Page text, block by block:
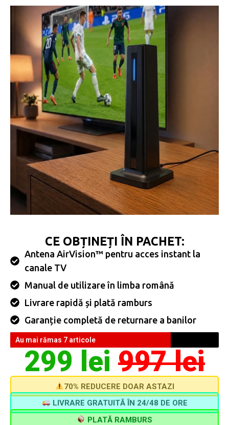
CE OBȚINEȚI ÎN PACHET:
Antena AirVision™ pentru acces instant la
canale TV
Manual de utilizare în limba română
Livrare rapidă și plată ramburs
Garanție completă de returnare a banilor
Au mai rămas 7 articole
299 lei 997 lei
70% REDUCERE DOAR ASTAZI
LIVRARE GRATUITĂ ÎN 24/48 DE ORE
PLATĂ RAMBURS